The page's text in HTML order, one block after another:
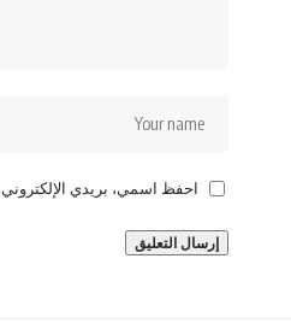
احفظ اسمي، بريدي